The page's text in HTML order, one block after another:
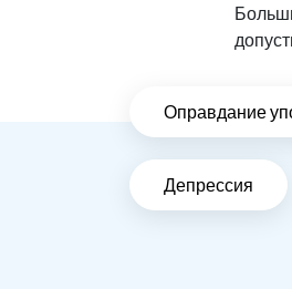
Оправдание
Депрессия